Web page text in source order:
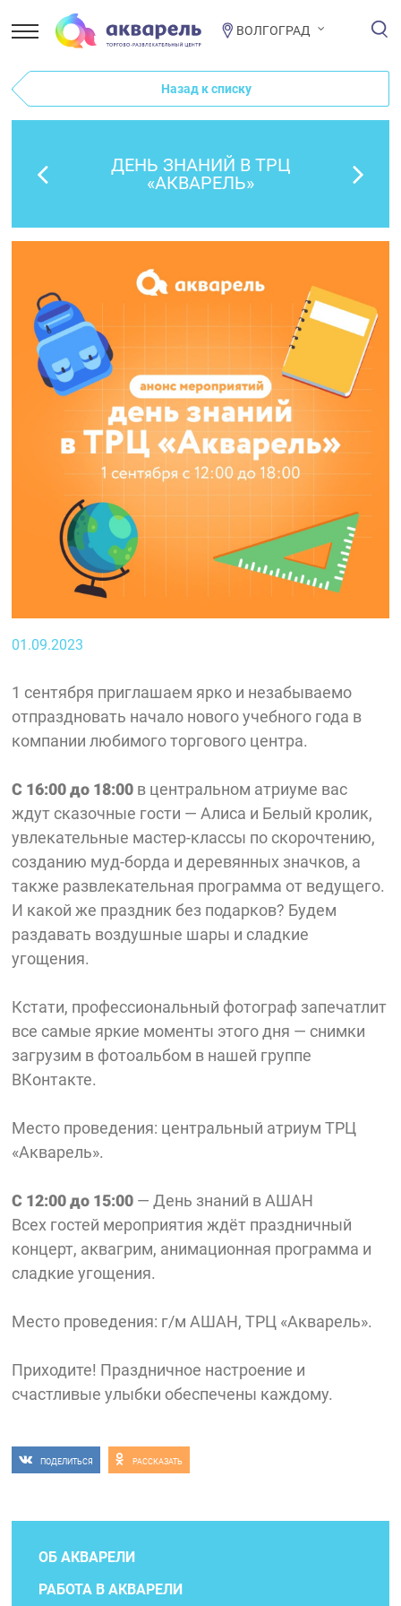
ВОЛГОГРАД
Назад к списку
ДЕНЬ ЗНАНИЙ В ТРЦ
«АКВАРЕЛЬ»
01.09.2023
1 сентября приглашаем ярко и незабываемо
отпраздновать начало нового учебного года в
компании любимого торгового центра.
С 16:00 до 18:00 в центральном атриуме вас
ждут сказочные гости — Алиса и Белый кролик,
увлекательные мастер-классы по скорочтению,
созданию муд-борда и деревянных значков, а
также развлекательная программа от ведущего.
И какой же праздник без подарков? Будем
раздавать воздушные шары и сладкие
угощения.
Кстати, профессиональный фотограф запечатлит
все самые яркие моменты этого дня — снимки
загрузим в фотоальбом в нашей группе
ВКонтакте.
Место проведения: центральный атриум ТРЦ
«Акварель».
С 12:00 до 15:00 — День знаний в АШАН
Всех гостей мероприятия ждёт праздничный
концерт, аквагрим, анимационная программа и
сладкие угощения.
Место проведения: г/м АШАН, ТРЦ «Акварель».
Приходите! Праздничное настроение и
счастливые улыбки обеспечены каждому.
ПОДЕЛИТЬСЯ РАССКАЗАТЬ
ОБ АКВАРЕЛИ
РАБОТА В АКВАРЕЛИ